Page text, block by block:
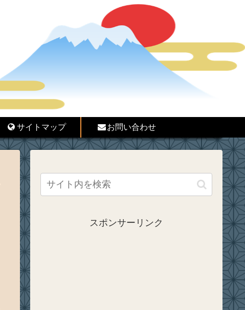
サイトマップ お問い合わせ
スポンサーリンク